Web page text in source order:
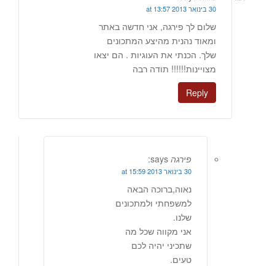
30 בינואר 2013 at 13:57
שלום לך פירגה, אני חדשה באתר
ומאוד נהנית מהיצע המתכונים
שלך. הכנתי את העוגיות . הם יצאו
מצויינות!!!!!! תודה רבה
Reply
פירגה says:
30 בינואר 2013 at 15:59
נאוה,ברוכה הבאה
למשפחתי ולמתכונים
שלנו.
אני מקווה שכל מה
שתכיני יהיה לכם
טעים.